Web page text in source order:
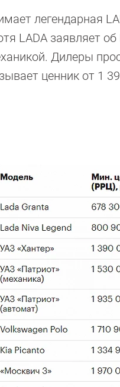
легендарная
LADA заявляет
Дилеры
ценник от 1